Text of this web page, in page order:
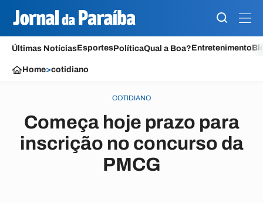
Últimas NotíciasEsportesPolíticaQual a Boa?Entretenimento
Home>cotidiano
COTIDIANO
Começa hoje prazo para
inscrição no concurso da
PMCG